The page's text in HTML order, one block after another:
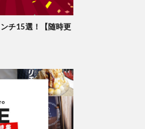
チ15選！【随時更